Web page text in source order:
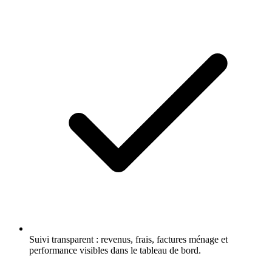
Suivi transparent : revenus, frais, factures ménage et
performance visibles dans le tableau de bord.